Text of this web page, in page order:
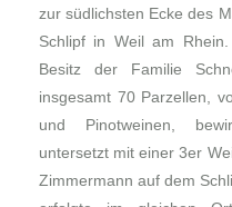
zur südlichsten Ecke des
Schlipf in Weil am
Besitz der Familie
insgesamt 70 Parzellen,
und Pinotweinen,
untersetzt mit einer 3er
Zimmermann auf dem